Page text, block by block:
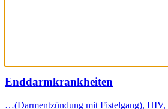
Enddarmkrankheiten
…(Darmentzündung mit Fistelgang), HIV,